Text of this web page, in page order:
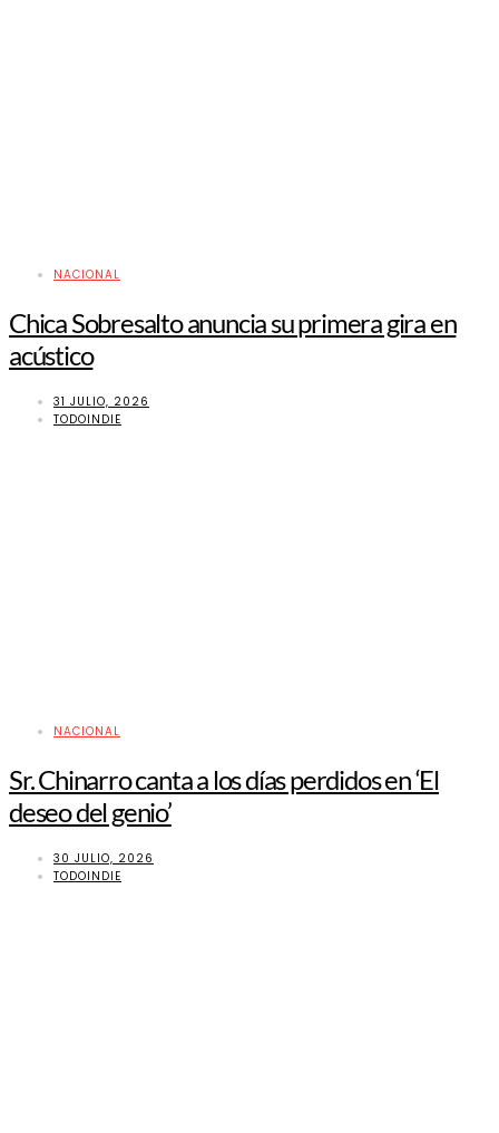
NACIONAL
Chica Sobresalto anuncia su primera gira en
acústico
31 JULIO, 2026
TODOINDIE
NACIONAL
Sr. Chinarro canta a los días perdidos en ‘El
deseo del genio’
30 JULIO, 2026
TODOINDIE